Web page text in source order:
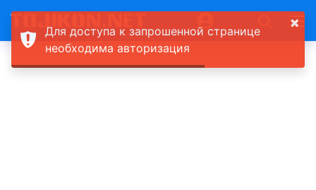
×
Для доступа к запрошенной странице
необходима авторизация